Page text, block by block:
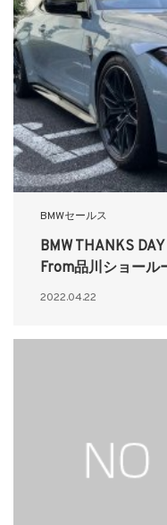
BMWセールス
BMW THANKS
From品川ショール
2022.04.22